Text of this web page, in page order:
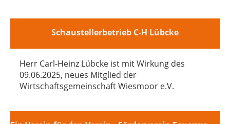
Schaustellerbetrieb C-H Lübcke
Herr Carl-Heinz Lübcke ist mit Wirkung des
09.06.2025, neues Mitglied der
Wirtschaftsgemeinschaft Wiesmoor e.V.